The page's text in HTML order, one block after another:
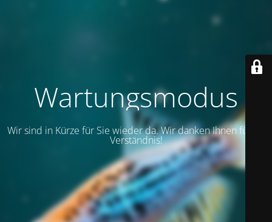
Wartungsmodus
Wir sind in Kürze für Sie wieder da. Wir danken Ihnen für Ihr
Verständnis!